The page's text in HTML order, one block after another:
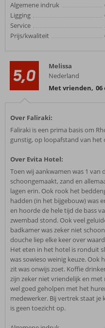
Algemene indruk
Ligging
Service
Prijs/kwaliteit
5,0
Melissa
Nederland
Met vrienden, 06
Over Faliraki:
Faliraki is een prima basis om
gunstig, op loopafstand van
Over Evita Hotel:
Toen wij aankwamen was 1 van
schoongemaakt, zand en
lagen erin. Ook rook het
hadden (in het bijgebouw) was
en hoorde de hele tijd de bass
zwembad stond. Ook veel
badkamer was zeker niet
douche liep elke keer over
Het eten in het hotel is ronduit
was sowieso weinig keuze.
zit was onwijs zoet. Koffie
zijn zeker niet vriendelijk en met
wel goed geholpen met het
medewerker. Bij vertrek staat
is geen toezicht op.